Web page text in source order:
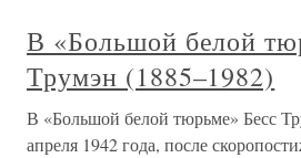
В «Большой белой
Трумэн (1885–1982)
В «Большой белой тюрьме» Бесс
апреля 1942 года, после